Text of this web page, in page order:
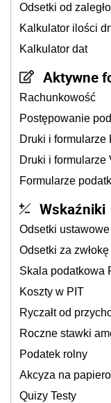
Odsetki od
Kalkulator ilości
Kalkulator dat
Aktywne
Rachunkowość
Postępowanie
Druki i formularze
Druki i formularze
Formularze
Wskaźniki
Odsetki
Odsetki za
Skala podatkowa
Koszty w PIT
Ryczałt od
Roczne stawki
Podatek rolny
Akcyza na
Quizy Testy